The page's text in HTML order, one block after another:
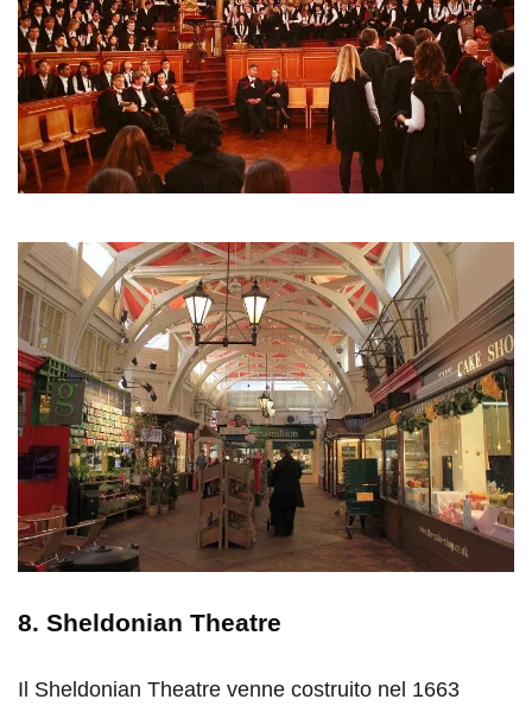
8. Sheldonian Theatre
Il Sheldonian Theatre venne costruito nel 1663